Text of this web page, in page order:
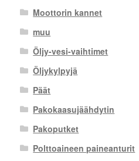
Moottorin kannet
muu
Öljy-vesi-vaihtimet
Öljykylpyjä
Päät
Pakokaasujäähdytin
Pakoputket
Polttoaineen paineanturit